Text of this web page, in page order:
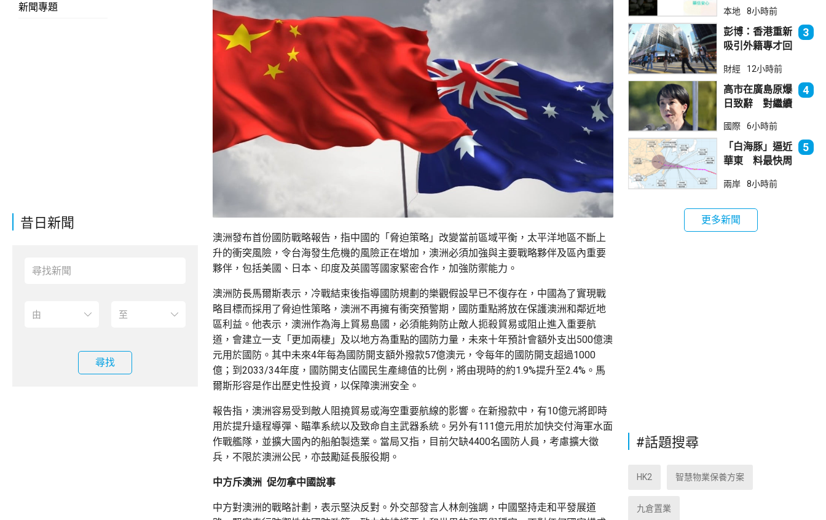
新聞專題
昔日新聞
尋找
澳洲發布首份國防戰略報告，指中國的「脅迫策略」改變當前區域平衡，太平洋地區不斷上
升的衝突風險，令台海發生危機的風險正在增加，澳洲必須加強與主要戰略夥伴及區內重要
夥伴，包括美國、日本、印度及英國等國家緊密合作，加強防禦能力。
澳洲防長馬爾斯表示，冷戰結束後指導國防規劃的樂觀假設早已不復存在，中國為了實現戰
略目標而採用了脅迫性策略，澳洲不再擁有衝突預警期，國防重點將放在保護澳洲和鄰近地
區利益。他表示，澳洲作為海上貿易島國，必須能夠防止敵人扼殺貿易或阻止進入重要航
道，會建立一支「更加兩棲」及以地方為重點的國防力量，未來十年預計會額外支出500億澳
元用於國防。其中未來4年每為國防開支額外撥款57億澳元，令每年的國防開支超過1000
億；到2033/34年度，國防開支佔國民生產總值的比例，將由現時的約1.9%提升至2.4%。馬
爾斯形容是作出歷史性投資，以保障澳洲安全。
報告指，澳洲容易受到敵人阻撓貿易或海空重要航線的影響。在新撥款中，有10億元將即時
用於提升遠程導彈、瞄準系統以及致命自主武器系統。另外有111億元用於加快交付海軍水面
作戰艦隊，並擴大國內的船舶製造業。當局又指，目前欠缺4400名國防人員，考慮擴大徵
兵，不限於澳洲公民，亦鼓勵延長服役期。
中方斥澳洲 促勿拿中國說事
中方對澳洲的戰略計劃，表示堅決反對。外交部發言人林劍強調，中國堅持走和平發展道
進行刑事調查
本地 8小時前
彭博：香港重新
吸引外籍專才回
3
財經 12小時前
高市在廣島原爆
日致辭 對繼續
含糊其辭
4
國際 6小時前
「白海豚」逼近
華東 料最快周
5
兩岸 8小時前
更多新聞
#話題搜尋
HK2 智慧物業保養方案
九倉置業